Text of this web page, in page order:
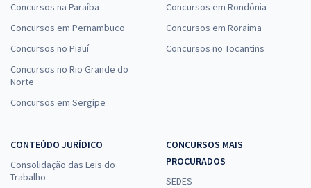
Concursos na Paraíba
Concursos em Pernambuco
Concursos no Piauí
Concursos no Rio Grande do
Norte
Concursos em Sergipe
Concursos em Rondônia
Concursos em Roraima
Concursos no Tocantins
CONTEÚDO JURÍDICO
Consolidação das Leis do
Trabalho
CONCURSOS MAIS
PROCURADOS
SEDES